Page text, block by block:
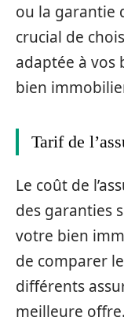
ou la garantie
crucial de
adaptée à vos
bien
Tarif de
Le coût de
des garanties
votre bien
de comparer
différents
meilleure